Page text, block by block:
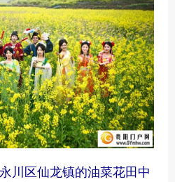
川区仙龙镇的油菜花田中